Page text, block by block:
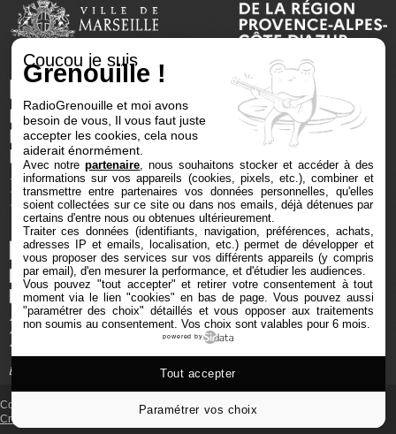
Copyright © 2025 Radio Grenouille tous droits réservés
Crédits et mentions
Coucou je suis
Grenouille !
RadioGrenouille et moi avons
besoin de vous, Il vous faut juste
accepter les cookies, cela nous
aiderait énormément.
Avec notrepartenaire , nous souhaitons stocker et accéder à des
informations sur vos appareils (cookies, pixels, etc.), combiner et
transmettre entre partenaires vos données personnelles, qu'elles
soient collectées sur ce site ou dans nos emails, déjà détenues par
certains d'entre nous ou obtenues ultérieurement.
Traiter ces données (identifiants, navigation, préférences, achats,
adresses IP et emails, localisation, etc.) permet de développer et
vous proposer des services sur vos différents appareils (y compris
par email), d'en mesurer la performance, et d'étudier les audiences.
Vous pouvez "tout accepter" et retirer votre consentement à tout
moment via le lien "cookies" en bas de page. Vous pouvez aussi
"paramétrer des choix" détaillés et vous opposer aux traitements
non soumis au consentement. Vos choix sont valables pour 6 mois.
powered by
Paramétrer vos choix
Tout accepter